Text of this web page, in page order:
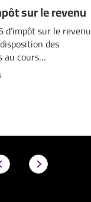
sur le revenu
d’impôt sur le revenu
des
au cours…